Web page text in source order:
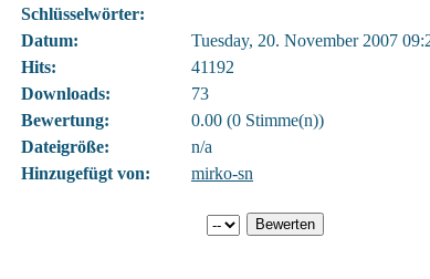
Schlüsselwörter:
Datum:
Tuesday, 20. November 2007
Hits:
41192
Downloads:
73
Bewertung:
0.00 (0 Stimme(n))
Dateigröße:
n/a
Hinzugefügt von:
mirko-sn